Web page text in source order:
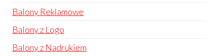
Balony Reklamowe
Balony z Logo
Balony z Nadrukiem